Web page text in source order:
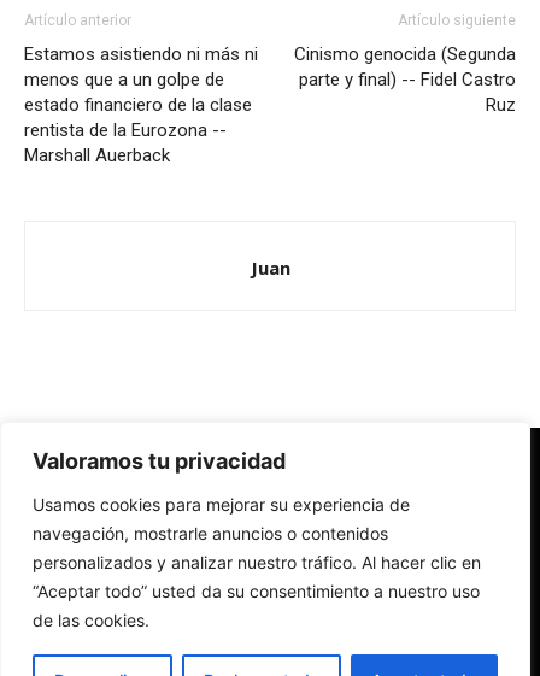
Valoramos tu privacidad
Usamos cookies para mejorar su experiencia de
navegación, mostrarle anuncios o contenidos
personalizados y analizar nuestro tráfico. Al hacer clic en
“Aceptar todo” usted da su consentimiento a nuestro uso
de las cookies.
Artículo anterior
Estamos asistiendo ni más ni
menos que a un golpe de
estado financiero de la clase
rentista de la Eurozona --
Marshall Auerback
Artículo siguiente
Cinismo genocida (Segunda
parte y final) -- Fidel Castro
Ruz
Juan
Redes Cristianas
Una mirada alternativa sobre la Iglesia católica y la sociedad
- Colectivos de Redes Cristianas